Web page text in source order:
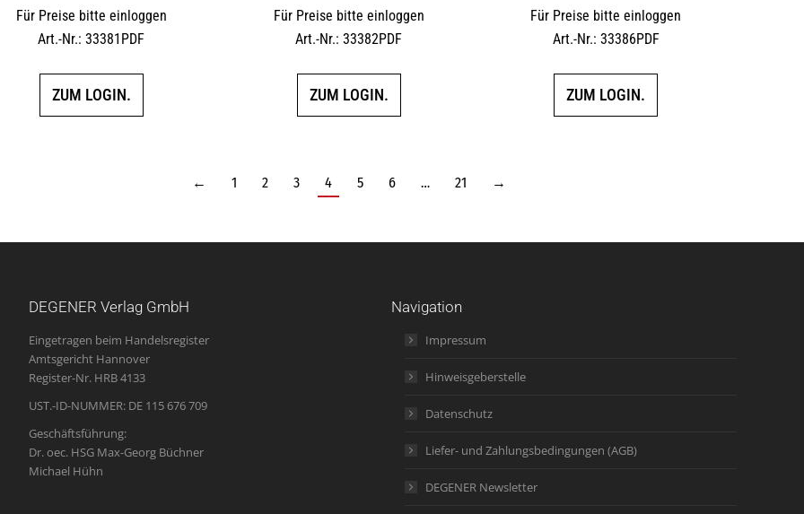
Für Preise bitte einloggen
Art.-Nr.: 33381PDF
ZUM LOGIN.
Für Preise bitte einloggen
Art.-Nr.: 33382PDF
ZUM LOGIN.
Für Preise bitte einloggen
Art.-Nr.: 33386PDF
ZUM LOGIN.
← 1 2 3 4 5 6 … 21 →
DEGENER Verlag GmbH
Eingetragen beim Handelsregister
Amtsgericht Hannover
Register-Nr. HRB 4133
UST.-ID-NUMMER: DE 115 676 709
Geschäftsführung:
Dr. oec. HSG Max-Georg Büchner
Michael Hühn
Navigation
Impressum
Hinweisgeberstelle
Datenschutz
Liefer- und Zahlungsbedingungen (AGB)
DEGENER Newsletter